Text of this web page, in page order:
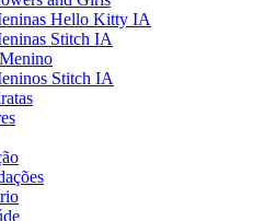
Hello Kitty IA
Stitch IA
Stitch IA